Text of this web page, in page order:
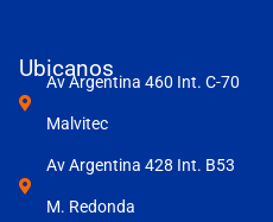
Ubicanos
Av Argentina 460 Int. C-70
Malvitec
Av Argentina 428 Int. B53
M. Redonda